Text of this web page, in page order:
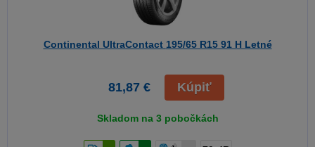
Continental UltraContact 195/65 R15 91 H Letné
81,87 € Kúpiť
Skladom na 3 pobočkách